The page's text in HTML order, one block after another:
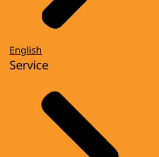
English
Service